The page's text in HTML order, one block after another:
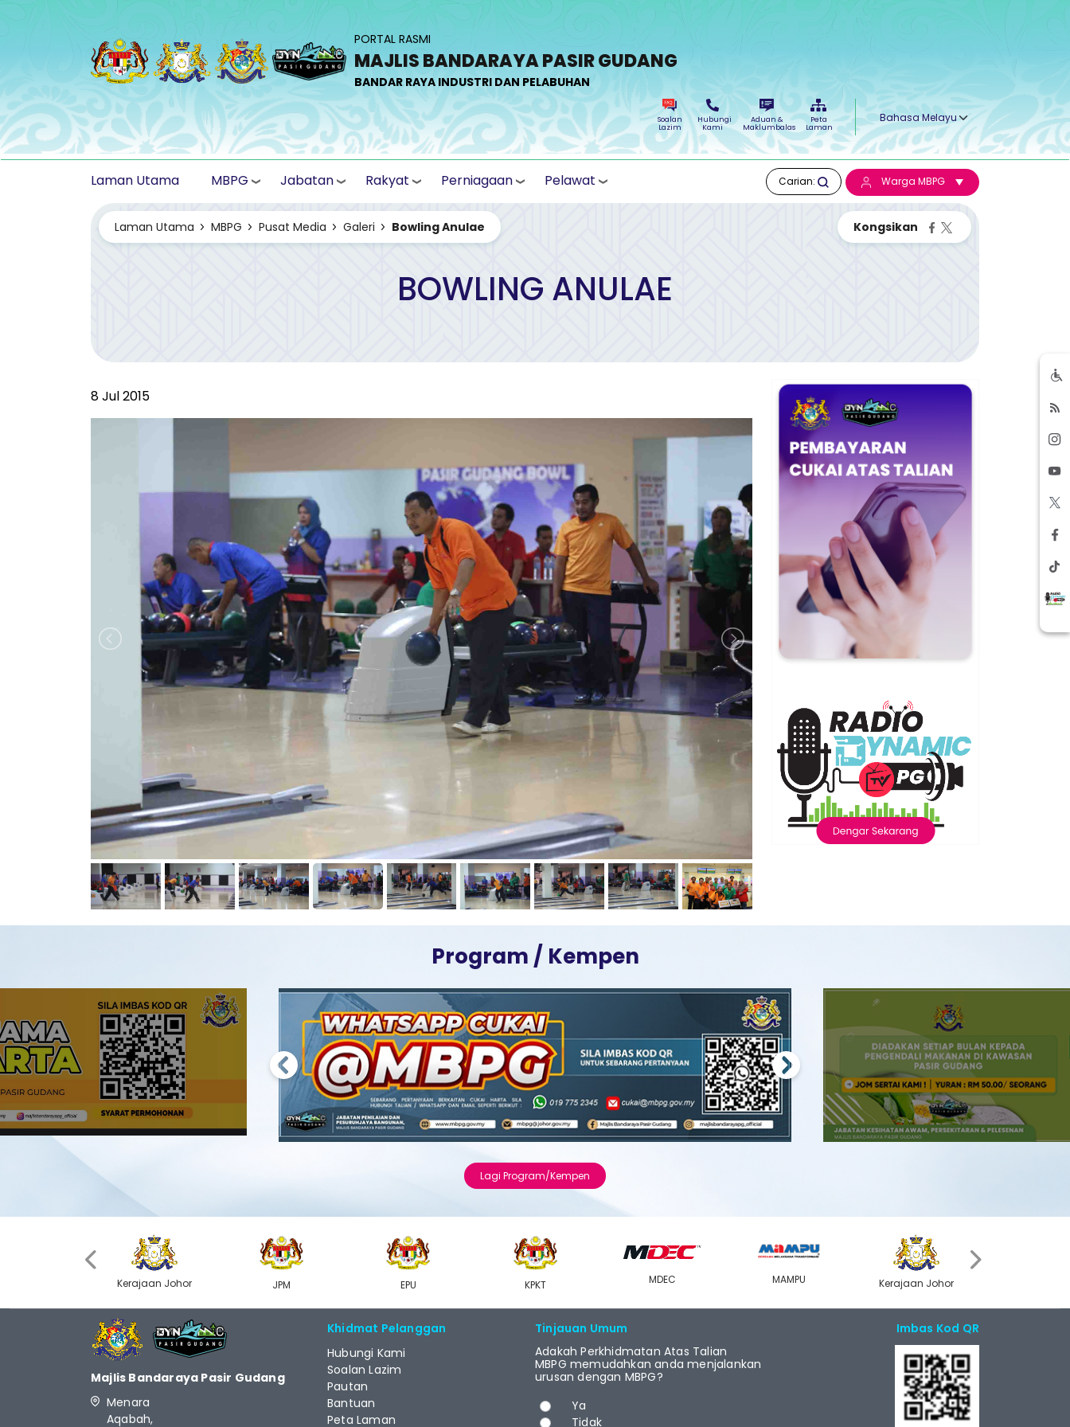
PORTAL RASMI
MAJLIS BANDARAYA PASIR GUDANG
BANDAR RAYA INDUSTRI DAN PELABUHAN
Soalan
Lazim
Hubungi
Kami
Aduan &
Maklumbalas
Peta
Laman
Select your language
Laman Utama MBPG Jabatan Rakyat Perniagaan Pelawat Carian: Warga MBPG
Laman Utama MBPG Pusat Media Galeri Bowling Anulae
BOWLING ANULAE
8 Jul 2015
Program / Kempen
Previous Next
Lagi Program/Kempen
Kerajaan Johor JPM EPU KPKT MDEC MAMPU Kerajaan Johor
Majlis Bandaraya Pasir Gudang
Menara
Aqabah,
Khidmat Pelanggan
Hubungi Kami
Soalan Lazim
Pautan
Bantuan
Peta Laman
Tinjauan Umum
Adakah Perkhidmatan Atas Talian
MBPG memudahkan anda menjalankan
urusan dengan MBPG?
Pilihan
Ya
Tidak
Imbas Kod QR